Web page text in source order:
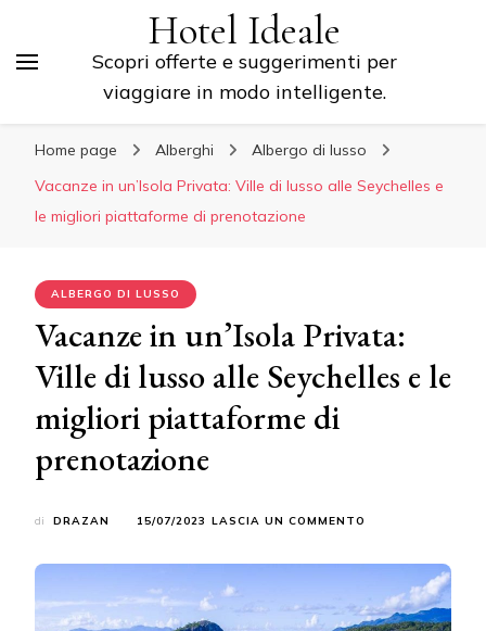
Hotel Ideale
Scopri offerte e suggerimenti per
viaggiare in modo intelligente.
Home page Alberghi
Albergo di lusso
Vacanze in un’Isola Privata: Ville di lusso alle Seychelles e
le migliori piattaforme di prenotazione
ALBERGO DI LUSSO
Vacanze in un’Isola Privata:
Ville di lusso alle Seychelles e le
migliori piattaforme di
prenotazione
di DRAZAN 15/07/2023 LASCIA UN COMMENTO
UN’ISOLA
PRIVATA:
VILLE